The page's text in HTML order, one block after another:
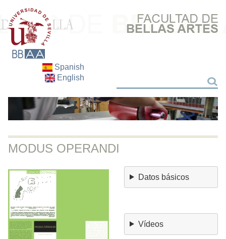
Spanish
English
Buscar
MODUS OPERANDI
Datos básicos
Vídeos